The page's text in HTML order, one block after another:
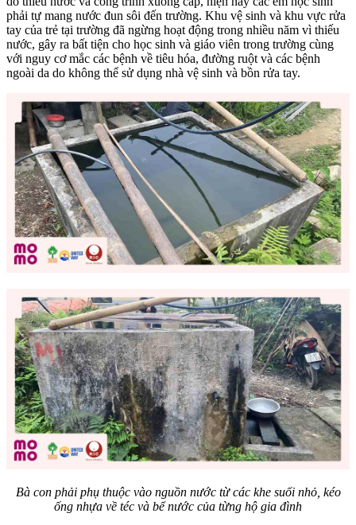
phải tự mang nước đun sôi đến trường. Khu vệ sinh và khu vực rửa
tay của trẻ tại trường đã ngừng hoạt động trong nhiều năm vì thiếu
nước, gây ra bất tiện cho học sinh và giáo viên trong trường cùng
với nguy cơ mắc các bệnh về tiêu hóa, đường ruột và các bệnh
ngoài da do không thể sử dụng nhà vệ sinh và bồn rửa tay.
Bà con phải phụ thuộc vào nguồn nước từ các khe suối nhỏ, kéo
ống nhựa về téc và bể nước của từng hộ gia đình